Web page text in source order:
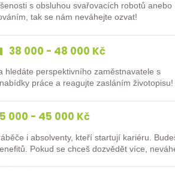
s obsluhou svařovacích robotů anebo
tak se nám neváhejte ozvat!
38 000 - 48 000 Kč
hledáte perspektivního zaměstnavatele s
práce a reagujte zasláním životopisu!
000 - 45 000 Kč
i absolventy, kteří startují kariéru. Budeš
vybaven moderním pracovním místem a spoustou benefitů. Pokud se chceš dozvědět více,